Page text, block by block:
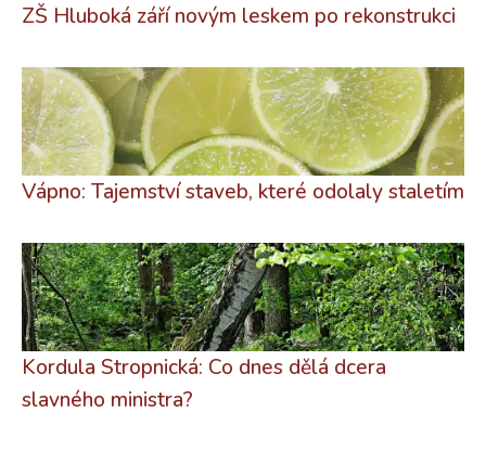
ZŠ Hluboká září novým leskem po rekonstrukci
Vápno: Tajemství staveb, které odolaly staletím
Kordula Stropnická: Co dnes dělá dcera
slavného ministra?